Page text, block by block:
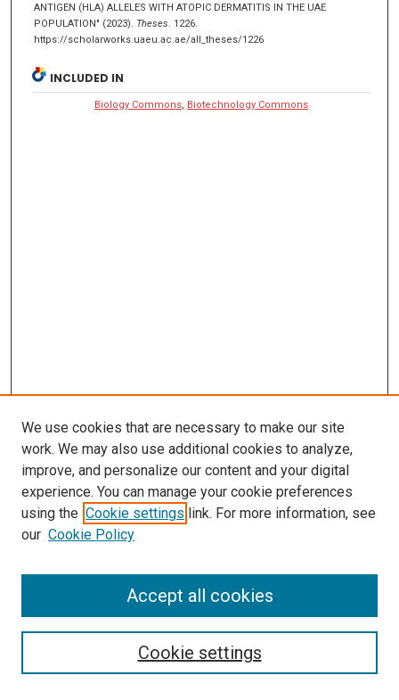
ANTIGEN (HLA) ALLELES WITH ATOPIC DERMATITIS IN THE UAE
POPULATION" (2023). Theses. 1226.
https://scholarworks.uaeu.ac.ae/all_theses/1226
INCLUDED IN
Biology Commons Biotechnology Commons
We use cookies that are necessary to make our site
work. We may also use additional cookies to analyze,
improve, and personalize our content and your digital
experience. You can manage your cookie preferences
using the Cookie settings link. For more information, see
our Cookie Policy
Cookie settings
Accept all cookies